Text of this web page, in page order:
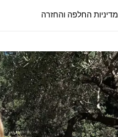
מדיניות החלפה והחזרה